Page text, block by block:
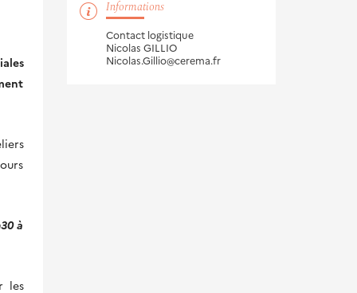
Informations
Contact logistique
Nicolas GILLIO
Nicolas.Gillio@cerema.fr
à
les